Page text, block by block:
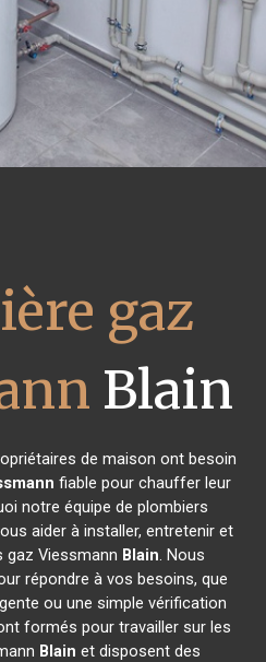
gaz
Blain
de maison ont besoin
fiable pour chauffer leur
notre équipe de plombiers
aider à installer, entretenir et
gaz Viessmann Blain. Nous
répondre à vos besoins, que
ou une simple vérification
formés pour travailler sur les
Blain et disposent des